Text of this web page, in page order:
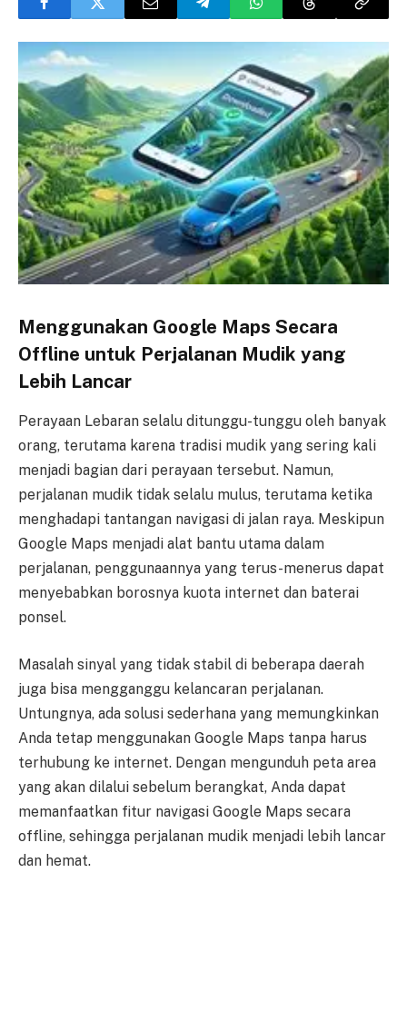
Menggunakan Google Maps Secara
Offline untuk Perjalanan Mudik yang
Lebih Lancar
Perayaan Lebaran selalu ditunggu-tunggu oleh banyak
orang, terutama karena tradisi mudik yang sering kali
menjadi bagian dari perayaan tersebut. Namun,
perjalanan mudik tidak selalu mulus, terutama ketika
menghadapi tantangan navigasi di jalan raya. Meskipun
Google Maps menjadi alat bantu utama dalam
perjalanan, penggunaannya yang terus-menerus dapat
menyebabkan borosnya kuota internet dan baterai
ponsel.
Masalah sinyal yang tidak stabil di beberapa daerah
juga bisa mengganggu kelancaran perjalanan.
Untungnya, ada solusi sederhana yang memungkinkan
Anda tetap menggunakan Google Maps tanpa harus
terhubung ke internet. Dengan mengunduh peta area
yang akan dilalui sebelum berangkat, Anda dapat
memanfaatkan fitur navigasi Google Maps secara
offline, sehingga perjalanan mudik menjadi lebih lancar
dan hemat.